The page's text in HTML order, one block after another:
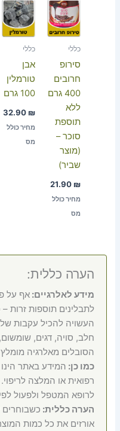
כללי
סירופ
חרובים
400 גרם
ללא
תוספת
סוכר –
(מוצר
שביר)
21.90 ₪
מחיר כולל
מס
כללי
אבן
טורמלין
100 גרם
32.90 ₪
מחיר כולל
מס
הערה כללית:
מידע לאלרגיים:אף על
לתבלינים תוספות זרות
העשויה להכיל עקבות של
חלב, סויה, דגים,
הסובלים מאלרגיה
כמו כן: המידע באתר הינו
רפואית או המלצה
לרופא המטפל ולפעול לפי
הערה כללית:
אורזים את כל כמות